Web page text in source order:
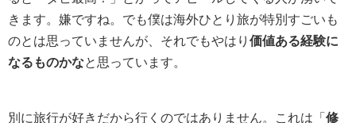
きます。嫌ですね。でも僕は海外ひとり旅が特別すごいも
のとは思っていませんが、それでもやはり 価値ある経験に
なるものかなと思っています。
別に旅行が好きだから行くのではありません。これは「 修